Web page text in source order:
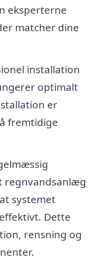
eksperterne
matcher dine
installation
optimalt
er
fremtidige
regnvandsanlæg
systemet
Dette
rensning og